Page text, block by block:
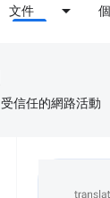
文件
受信任的網路活動